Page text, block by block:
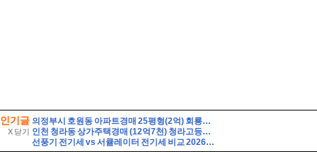
인기글
X 닫기
의정부시 호원동 아파트경매 25평형(2억) 회룡역인근 신원아파트 14층 유찰1회 의정부호원동신원아파트 법원경매 매매
인천 청라동 상가주택경매 (12억7천) 청라고등학교인근 대지86평 건물129평 3층 다가구 근린주택 유찰1회 인천청라상가주택 법원경매 매매
선풍기 전기세 vs 서큘레이터 전기세 비교 2026하루 8시간 사용하면 누가 더 저렴할까?